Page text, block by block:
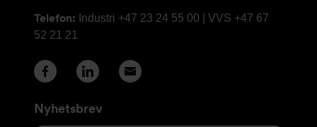
Telefon: Industri +47 23 24 55 00 | VVS +47 67
52 21 21
Nyhetsbrev